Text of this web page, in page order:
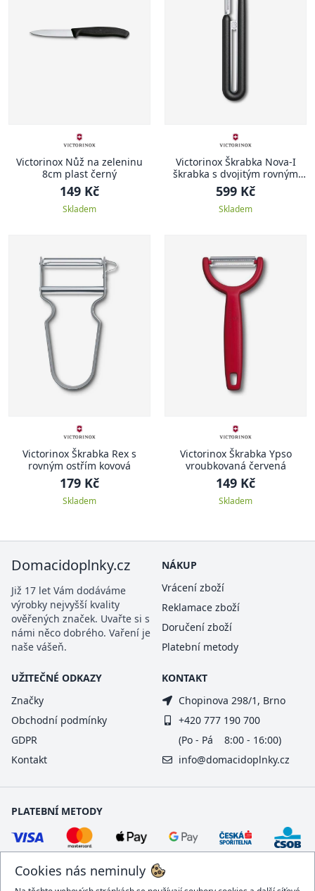
Victorinox Nůž na zeleninu
8cm plast černý
149 Kč
Skladem
Victorinox Škrabka Nova-I
škrabka s dvojitým rovným
ostřím černá
599 Kč
Skladem
Victorinox Škrabka Rex s
rovným ostřím kovová
179 Kč
Skladem
Victorinox Škrabka Ypso
vroubkovaná červená
149 Kč
Skladem
Cookies nás neminuly
Domacidoplnky.cz
Již 17 let Vám dodáváme
výrobky nejvyšší kvality
ověřených značek. Uvařte si s
námi něco dobrého. Vaření je
naše vášeň.
NÁKUP
Vrácení zboží
Reklamace zboží
Doručení zboží
Platební metody
UŽITEČNÉ ODKAZY
Značky
Obchodní podmínky
GDPR
Kontakt
KONTAKT
Chopinova 298/1, Brno
+420 777 190 700
(Po - Pá 8:00 - 16:00)
info@domacidoplnky.cz
PLATEBNÍ METODY